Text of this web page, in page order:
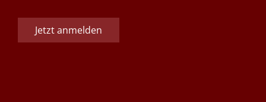
Jetzt anmelden